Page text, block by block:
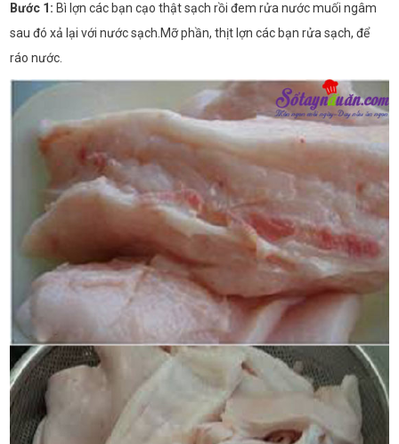
Bước 1: Bì lợn các bạn cạo thật sạch rồi đem rửa nước muối ngâm
sau đó xả lại với nước sạch.Mỡ phần, thịt lợn các bạn rửa sạch, để
ráo nước.